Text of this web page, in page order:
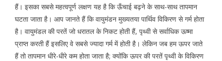
हैं। इसका सबसे महत्वपूर्ण लक्षण यह है कि ऊँचाई बढ़ने के साथ-साथ तापमान
घटता जाता है। आप जानते हैं कि वायुमंडन मुख्यतया पार्थिव विकिरण से गर्म होता
है। वायुमंडल की परतें जो धरातल के निकट होती हैं, पृथ्वी से सर्वाधिक ऊष्मा
प्राप्त करती हैं इसलिए वे सबसे ज्यादा गर्म में होती है। लेकिन जब हम ऊपर जाते
हैं तो तापमान धीरे-धीरे कम होता जाता है; क्योंकि ऊपर की परतें पृथ्वी के विकिरण